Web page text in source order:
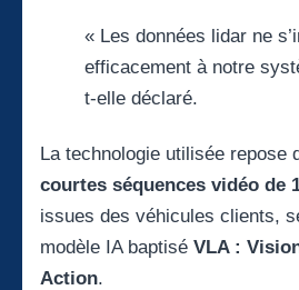
« Les données lidar ne
efficacement à notre
t-elle déclaré.
La technologie utilisée repose
courtes séquences vidéo de
issues des véhicules clients,
modèle IA baptisé VLA :
Action.